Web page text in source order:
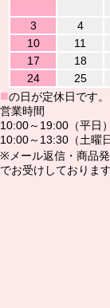
3
4
10
11
17
18
24
25
■の日が定休日です。
営業時間
10:00～19:00（平日）
10:00～13:30（土曜日
※メール返信・商品
でお受けしております